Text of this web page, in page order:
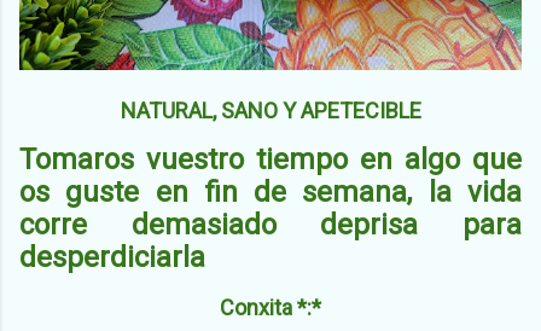
NATURAL, SANO Y APETECIBLE
Tomaros vuestro tiempo en algo que
os guste en fin de semana, la vida
corre demasiado deprisa para
desperdiciarla
Conxita *:*